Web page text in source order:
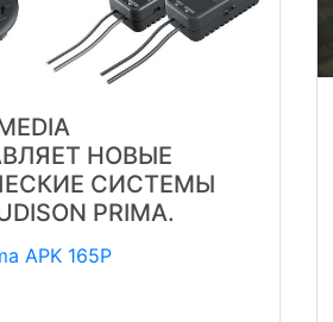
НОВЫЕ
СИСТЕМЫ
PRIMA.
APK 165P